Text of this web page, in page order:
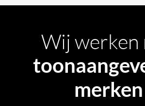
Wij werken
merken